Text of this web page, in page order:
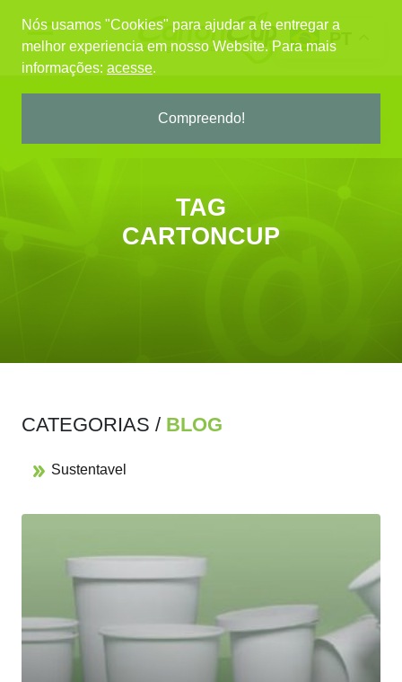
TAG
CARTONCUP
CATEGORIAS / BLOG
Sustentavel
Nós usamos "Cookies" para ajudar a te entregar a
melhor experiencia em nosso Website. Para mais
informações: acesse.
Compreendo!
PT